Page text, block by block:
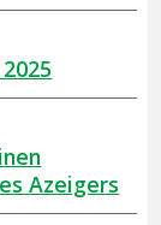
Azeigers